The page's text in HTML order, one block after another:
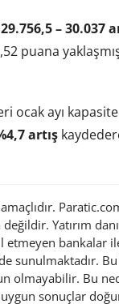
29.756,5 – 30.037
puana
ocak ayı
artış
Yatırım
bankalar
sunulmaktadır.
olmayabilir. Bu
sonuçlar